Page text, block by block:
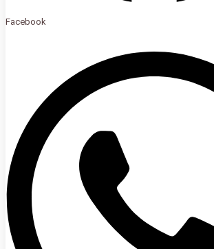
Facebook